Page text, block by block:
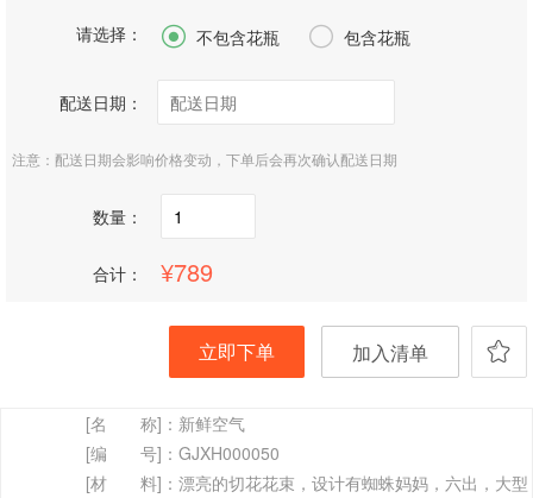
请选择：
 不包含花瓶  包含花瓶
配送日期：
注意：配送日期会影响价格变动，下单后会再次确认配送日期
数量：
合计： 789
立即下单 加入清单
[名 称]： 新鲜空气
[编 号]： GJXH000050
[材 料]： 漂亮的切花花束，设计有蜘蛛妈妈，六出，大型